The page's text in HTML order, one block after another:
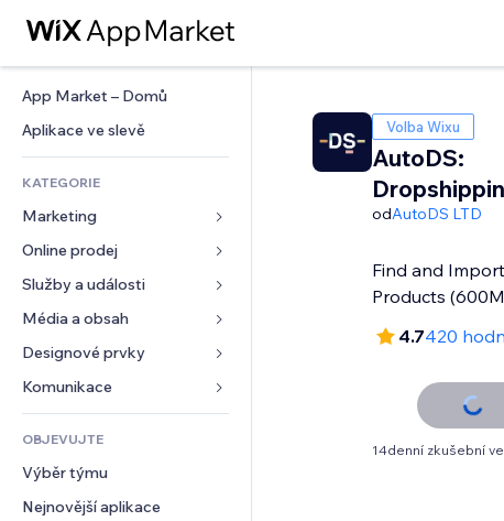
App Market – Domů
Aplikace ve slevě
KATEGORIE
Marketing
Reklamy
Mobilní zařízení
Analytika
Výpisy webu
E‑mail
Online prodej
Aplikace pro obchody
Doprava a doručení
Tlačítka pro prodej
Účetnictví
Kupóny a věrnostní programy
Skladování
Služby a události
Ubytování
Události
Restaurace
Nemovitosti
Rezervace
Média a obsah
Galerie
Hudba
Podcasty
Fotografie
Video
PDF
Designové prvky
Mapy a navigace
Soukromí a bezpečnost
Hodiny
Šablony stránek
Efekty pro obrázky
Formuláře
Ankety
Chat
OBJEVUJTE
Výběr týmu
Nejnovější aplikace
Volba Wixu
AutoDS:
odAutoDS LTD
Find and
Products
4.7420
14denní zkušební